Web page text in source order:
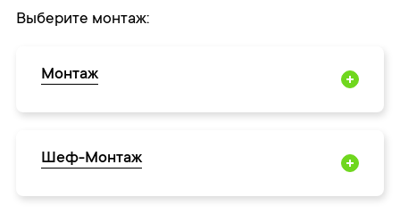
Выберите монтаж:
Монтаж
Шеф-Монтаж